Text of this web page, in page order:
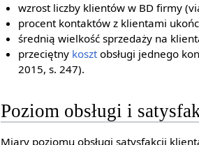
wzrost liczby klientów w BD firmy
procent kontaktów z klientami
średnią wielkość sprzedaży na
przeciętny kosztobsługi jednego
2015, s. 247).
Poziom obsługi i
Miary poziomu obsługi satysfakcji